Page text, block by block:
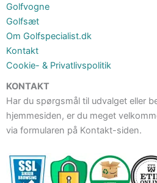
Golfvogne
Golfsæt
Om Golfspecialist.dk
Kontakt
Cookie- & Privatlivspolitik
KONTAKT
Har du spørgsmål til udvalget eller
hjemmesiden, er du meget
via formularen på Kontakt-siden.